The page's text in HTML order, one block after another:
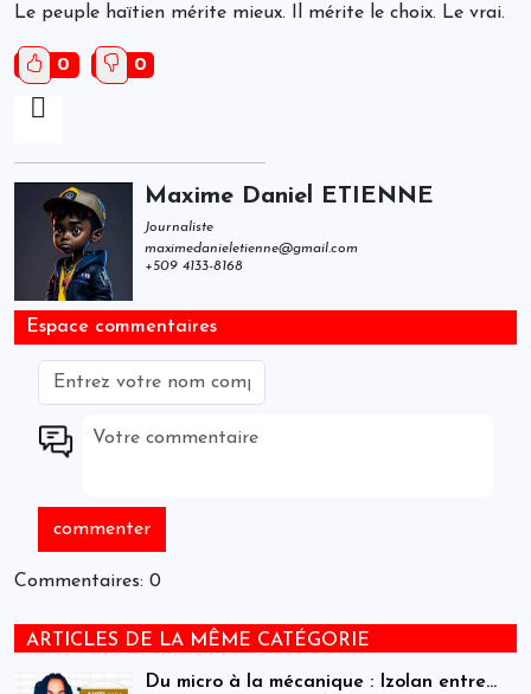
Le peuple haïtien mérite mieux. Il mérite le choix. Le vrai.
0 0
Maxime Daniel ETIENNE
Journaliste
maximedanieletienne@gmail.com
+509 4133-8168
Espace commentaires
Commentaires: 0
ARTICLES DE LA MÊME CATÉGORIE
Du micro à la mécanique : Izolan entre